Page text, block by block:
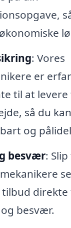
: Vores
er
til at
så du
og
besvær:
direkte
besvær.